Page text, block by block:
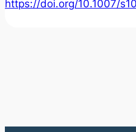
https://doi.org/10.1007/